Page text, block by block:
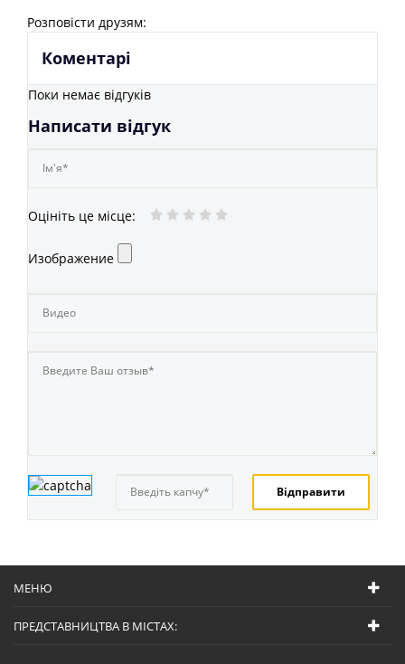
Розповісти друзям:
Коментарі
Поки немає відгуків
Написати відгук
Оцініть це місце:
Изображение
МЕНЮ
ПРЕДСТАВНИЦТВА В МІСТАХ: